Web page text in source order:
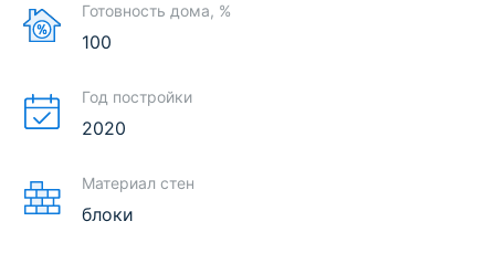
Готовность дома, %
100
Год постройки
2020
Материал стен
блоки